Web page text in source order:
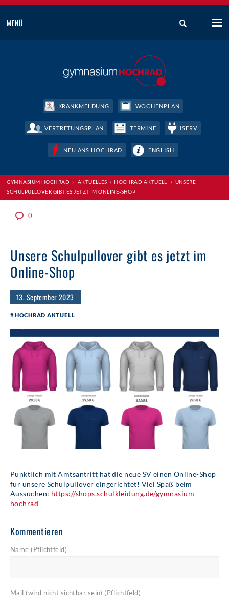
MENÜ
KRANKMELDUNG WOCHENPLAN
VERTRETUNGSPLAN TERMINE ISERV
NEU ANS HOCHRAD ENGLISH
GYMNASIUM HOCHRAD › AKTUELLES ›HOCHRAD AKTUELL › UNSERE
SCHULPULLOVER GIBT ES JETZT IM ONLINE-SHOP
0
Unsere Schulpullover gibt es jetzt im
Online-Shop
13. September 2023
HOCHRAD AKTUELL
Pünktlich mit Amtsantritt hat die neue SV einen Online-Shop
für unsere Schulpullover eingerichtet! Viel Spaß beim
Aussuchen: https://shops.schulkleidung.de/gymnasium-
hochrad
Kommentieren
Name (Pflichtfeld)
Mail (wird nicht sichtbar sein) (Pflichtfeld)